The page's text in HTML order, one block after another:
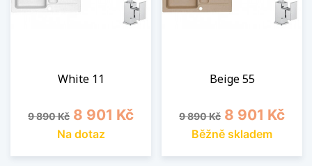
White 11
Běžná cena
9 890 Kč Cena
8 901 Kč
Na dotaz
Beige 55
Běžná cena
9 890 Kč Cena
8 901 Kč
Běžně skladem